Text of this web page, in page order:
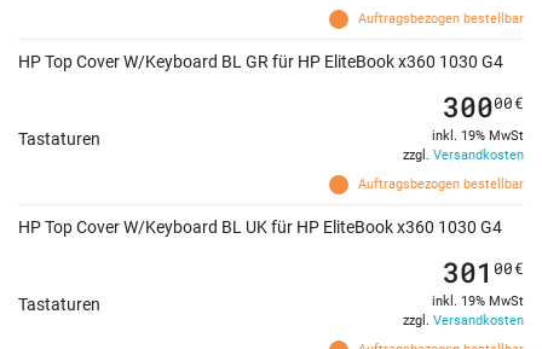
Auftragsbezogen bestellbar
HP Top Cover W/Keyboard BL GR für HP EliteBook x360 1030 G4
Tastaturen
Auftragsbezogen bestellbar
30000€
inkl. 19% MwSt
zzgl. Versandkosten
HP Top Cover W/Keyboard BL UK für HP EliteBook x360 1030 G4
Tastaturen
301 00€
inkl. 19% MwSt
zzgl. Versandkosten